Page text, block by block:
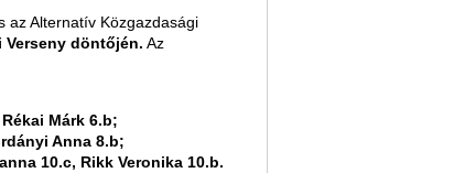
az Alternatív Közgazdasági
Verseny döntőjén. Az
Márk 6.b;
Anna 8.b;
10.c, Rikk Veronika 10.b.